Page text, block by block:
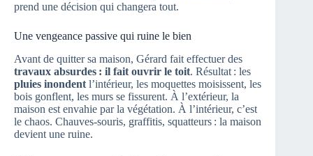
prend une décision qui changera tout.
Une vengeance passive qui ruine le bien
Avant de quitter sa maison, Gérard fait effectuer des
travaux absurdes : il fait ouvrir le toit. Résultat : les
pluies inondent l’intérieur, les moquettes moisissent, les
bois gonflent, les murs se fissurent. À l’extérieur, la
maison est envahie par la végétation. À l’intérieur, c’est
le chaos. Chauves-souris, graffitis, squatteurs : la maison
devient une ruine.